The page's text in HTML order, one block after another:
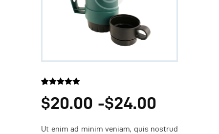
5.00sobre
5 basado
de cliente
$20.00 -$24.00
Ut enim ad minim veniam, quis nostrud